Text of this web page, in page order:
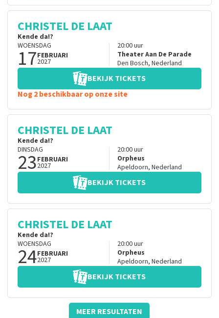
CHRISTEL DE LAAT
Kende da!?
WOENSDAG
17FEBRUARI
2027
20:00uur
Theater Aan De Parade
Den Bosch, Nederland
BEKIJK TICKETS
Nog 2 beschikbaar op onze site
CHRISTEL DE LAAT
Kende da!?
DINSDAG
23FEBRUARI
2027
20:00uur
Orpheus
Apeldoorn, Nederland
BEKIJK TICKETS
CHRISTEL DE LAAT
Kende da!?
WOENSDAG
24FEBRUARI
2027
20:00uur
Orpheus
Apeldoorn, Nederland
BEKIJK TICKETS
MEER RESULTATEN